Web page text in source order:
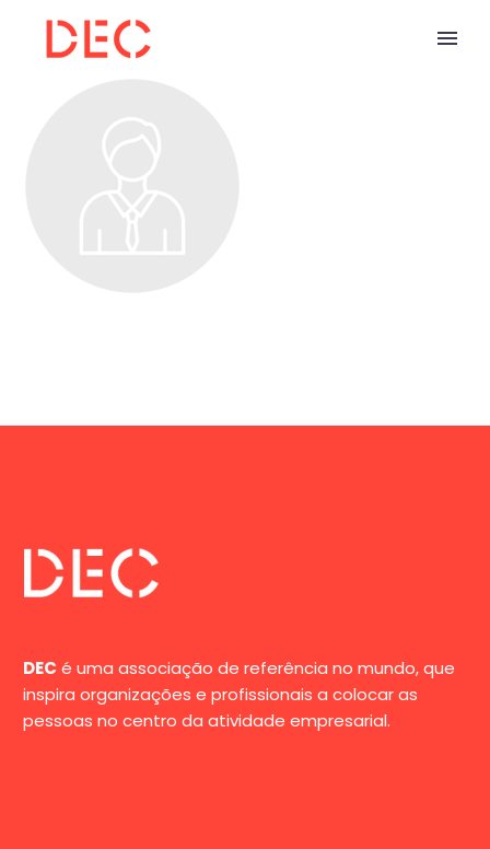
DEC é uma associação de referência no mundo, que
inspira organizações e profissionais a colocar as
pessoas no centro da atividade empresarial.